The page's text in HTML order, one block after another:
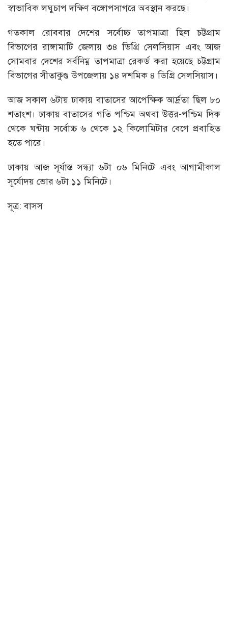
স্বাভাবিক লঘুচাপ দক্ষিণ বঙ্গোপসাগরে অবস্থান করছে।
গতকাল রোববার দেশের সর্বোচ্চ তাপমাত্রা ছিল চট্টগ্রাম
বিভাগের রাঙ্গামাটি জেলায় ৩৪ ডিগ্রি সেলসিয়াস এবং আজ
সোমবার দেশের সর্বনিম্ন তাপমাত্রা রেকর্ড করা হয়েছে চট্টগ্রাম
বিভাগের সীতাকুণ্ড উপজেলায় ১৪ দশমিক ৪ ডিগ্রি সেলসিয়াস।
আজ সকাল ৬টায় ঢাকায় বাতাসের আপেক্ষিক আর্দ্রতা ছিল ৮০
শতাংশ। ঢাকায় বাতাসের গতি পশ্চিম অথবা উত্তর-পশ্চিম দিক
থেকে ঘন্টায় সর্বোচ্চ ৬ থেকে ১২ কিলোমিটার বেগে প্রবাহিত
হতে পারে।
ঢাকায় আজ সূর্যাস্ত সন্ধ্যা ৬টা ০৬ মিনিটে এবং আগামীকাল
সূর্যোদয় ভোর ৬টা ১১ মিনিটে।
সূত্র: বাসস